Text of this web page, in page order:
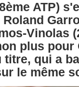
ATP)
Vinolas
plus pour
titre, qui a
le même